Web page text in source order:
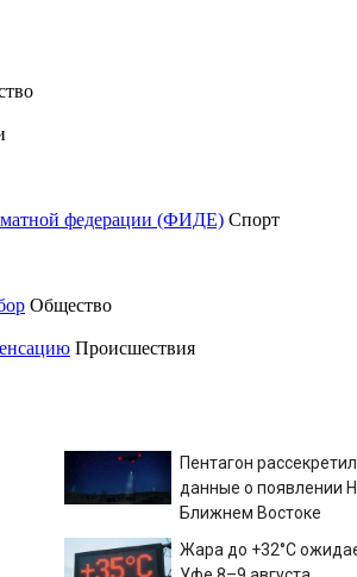
федерации (ФИДЕ) Спорт
Общество
Происшествия
Пентагон рассекретил
данные о появлении
Ближнем Востоке
Жара до +32°C